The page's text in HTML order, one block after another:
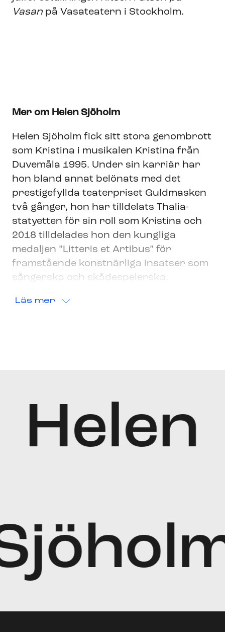
Vasan på Vasateatern i Stockholm.
Mer om Helen Sjöholm
Helen Sjöholm fick sitt stora genombrott
som Kristina i musikalen Kristina från
Duvemåla 1995. Under sin karriär har
hon bland annat belönats med det
prestigefyllda teaterpriset Guldmasken
två gånger, hon har tilldelats Thalia-
statyetten för sin roll som Kristina och
2018 tilldelades hon den kungliga
medaljen ”Litteris et Artibus” för
framstående konstnärliga insatser som
sångerska och skådespelerska.
Läs mer
Helen